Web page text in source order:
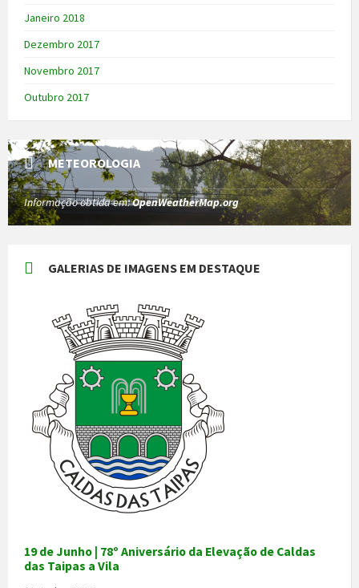
Janeiro 2018
Dezembro 2017
Novembro 2017
Outubro 2017
METEOROLOGIA
Informação obtida em:OpenWeatherMap.org
GALERIAS DE IMAGENS EM DESTAQUE
19 de Junho | 78º Aniversário da Elevação de Caldas
das Taipas a Vila